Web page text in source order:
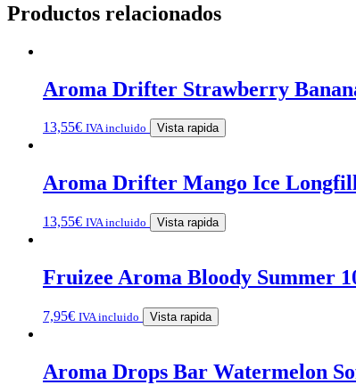
Productos relacionados
Aroma Drifter Strawberry
13,55€ IVA incluido Vista rapida
Aroma Drifter Mango Ice
13,55€ IVA incluido Vista rapida
Fruizee Aroma Bloody Summer
7,95€ IVA incluido Vista rapida
Aroma Drops Bar Watermelon